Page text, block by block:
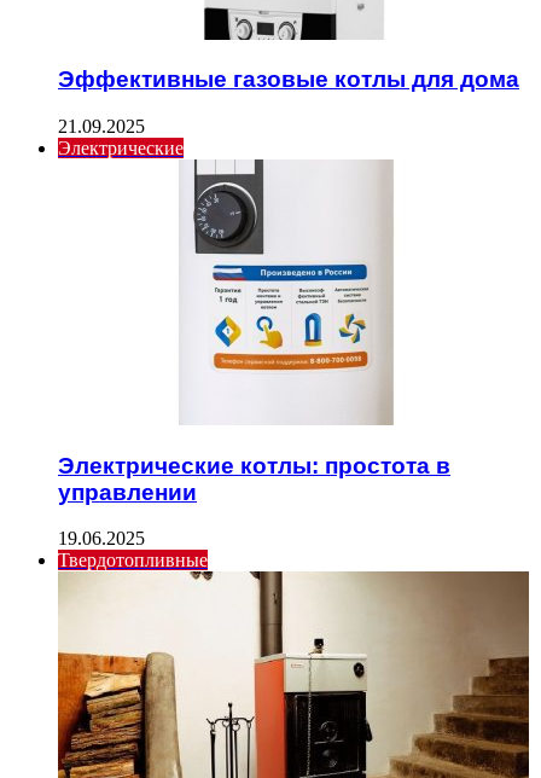
Эффективные газовые котлы для дома
21.09.2025
Электрические
Электрические котлы: простота в
управлении
19.06.2025
Твердотопливные